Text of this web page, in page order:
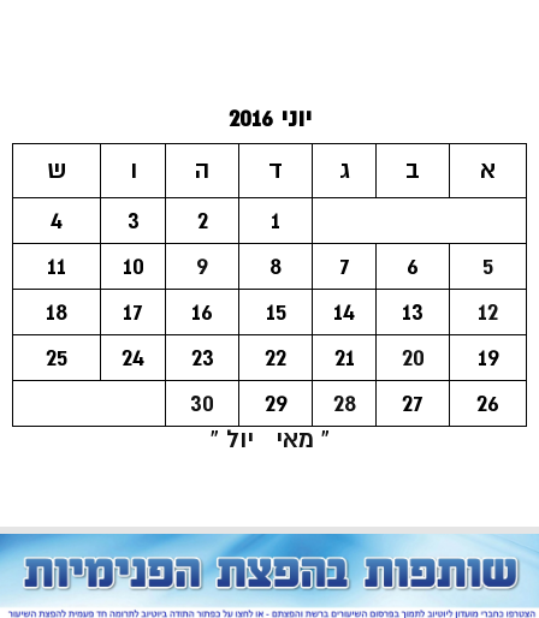
יוני 2016
א
ב ג ד ה ו
ש
1
2
3
4
5
6
7
8
9
10
11
12
13
14
15
16
17
18
19
20
21
22
23
24
25
26
27
28
29
30
« מאי
יול »